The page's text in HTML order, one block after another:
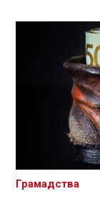
Грамадства